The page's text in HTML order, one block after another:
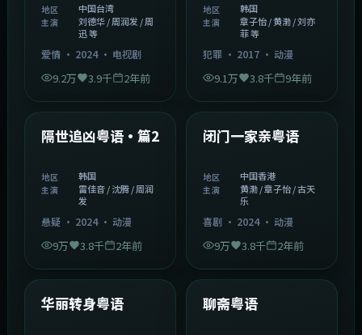
地区 中国台湾
主演
刘德华 / 周润发 / 周
迅 等
爱情· 2024· 电视剧
9.2万 3.9千 2年前
地区 韩国
主演
章子怡 / 黄渤 / 刘亦
菲 等
犯罪· 2017· 动漫
9.1万 3.8千 9年前
精选
隔世追凶粤语·篇2
地区 韩国
主演
雷佳音 / 沈腾 / 周润
发
悬疑· 2024· 动漫
9万 3.8千 2年前
精选
闭门一家亲粤语
地区 中国香港
主演
黄渤 / 章子怡 / 古天
乐
喜剧· 2024· 动漫
9万 3.8千 2年前
精选
华丽转身粤语 精选
聊斋粤语